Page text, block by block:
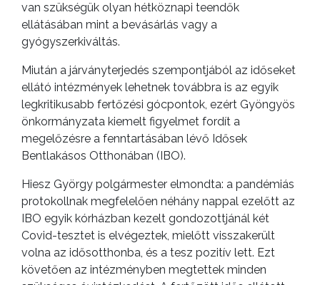
VÁROSHÁZA
AZ
ÖNKORMÁNYZAT
A
van szükségük olyan hétköznapi teendők
ellátásában mint a bevásárlás vagy a
gyógyszerkiváltás.
Miután a járványterjedés szempontjából az időseket
ellátó intézmények lehetnek továbbra is az egyik
legkritikusabb fertőzési gócpontok, ezért Gyöngyös
önkormányzata kiemelt figyelmet fordít a
megelőzésre a fenntartásában lévő Idősek
Bentlakásos Otthonában (IBO).
Hiesz György polgármester elmondta: a pandémiás
protokollnak megfelelően néhány nappal ezelőtt az
IBO egyik kórházban kezelt gondozottjánál két
Covid-tesztet is elvégeztek, mielőtt visszakerült
volna az idősotthonba, és a tesz pozitív lett. Ezt
követően az intézményben megtettek minden